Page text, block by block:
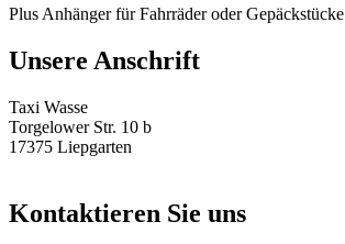
Plus Anhänger für Fahrräder oder Gepäckstücke
Unsere Anschrift
Taxi Wasse
Torgelower Str. 10 b
17375 Liepgarten
Kontaktieren Sie uns